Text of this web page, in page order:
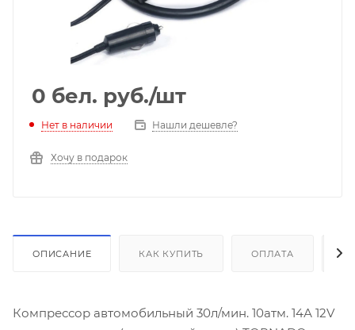
0 бел. руб./шт
Нет в наличии Нашли дешевле?
Хочу в подарок
ОПИСАНИЕ КАК КУПИТЬ ОПЛАТА
Компрессор автомобильный 30л/мин. 10атм. 14А 12V